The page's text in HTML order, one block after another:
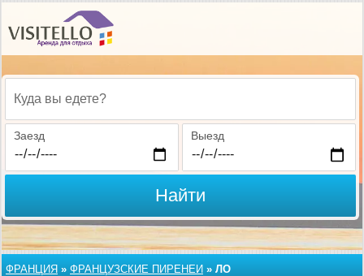
Куда вы едете?
Заезд Выезд
Найти
ФРАНЦИЯ » ФРАНЦУЗСКИЕ ПИРЕНЕИ » ЛО